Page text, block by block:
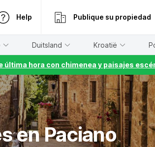
Help Publique su propiedad
Duitsland Kroatië
última hora con chimenea y paisajes
en Paciano